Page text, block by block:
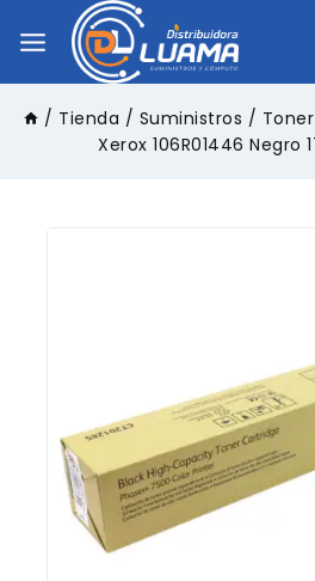
/ Tienda / Suministros / Toner
Xerox 106R01446 Negro